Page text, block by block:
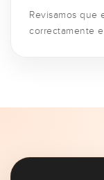
Revisamos que
correctamente